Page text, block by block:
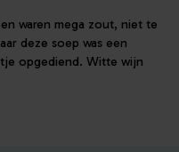
waren mega zout, niet te
deze soep was een
opgediend. Witte wijn